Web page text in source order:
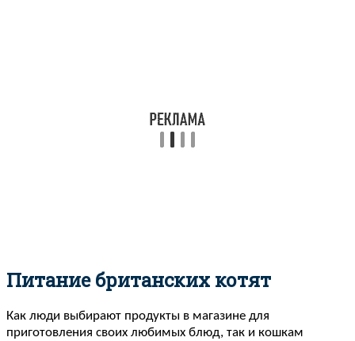
Питание британских котят
Как люди выбирают продукты в магазине для
приготовления своих любимых блюд, так и кошкам